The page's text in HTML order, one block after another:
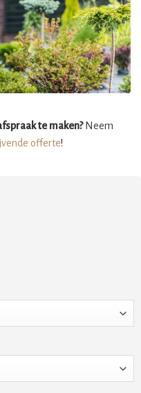
te maken?Neem
offerte!